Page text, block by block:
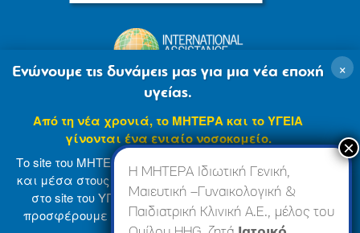
© 2007-2024 ΜΗΤΕΡΑ Α.Ε Όροι Χρήσης
Η ΜΗΤΕΡΑ Ιδιωτική Γενική,
Μαιευτική –Γυναικολογική &
Παιδιατρική Κλινική Α.Ε., μέλος του
×
Ενώνουμε τις δυνάμεις μας για μια νέα εποχή
υγείας.
Από τη νέα χρονιά, το ΜΗΤΕΡΑ και το ΥΓΕΙΑ
γίνονται ένα ενιαίο νοσοκομείο.
Το site του ΜΗΤΕΡΑ βρίσκεται σε φάση ανανέωσης
και μέσα στους επόμενους μήνες θα ενσωματωθεί
στο site του ΥΓΕΙΑ (www.hygeia.gr), ώστε να σας
προσφέρουμε μια πιο ολοκληρωμένη και ενιαία